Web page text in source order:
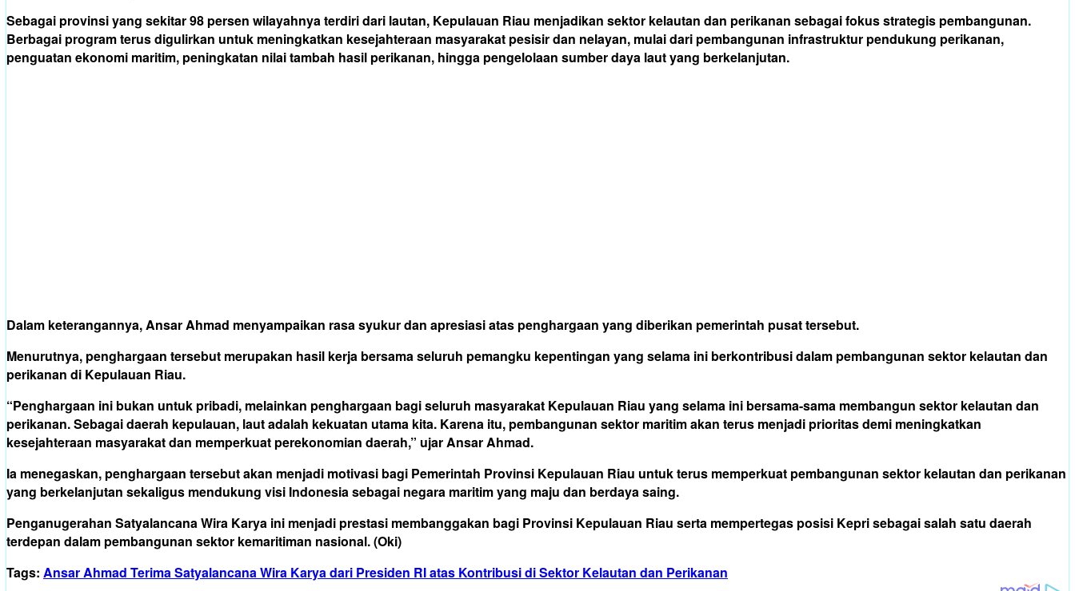
Sebagai provinsi yang sekitar 98 persen wilayahnya terdiri dari lautan, Kepulauan Riau menjadikan sektor kelautan dan perikanan sebagai fokus strategis pembangunan.
Berbagai program terus digulirkan untuk meningkatkan kesejahteraan masyarakat pesisir dan nelayan, mulai dari pembangunan infrastruktur pendukung perikanan,
penguatan ekonomi maritim, peningkatan nilai tambah hasil perikanan, hingga pengelolaan sumber daya laut yang berkelanjutan.
Dalam keterangannya, Ansar Ahmad menyampaikan rasa syukur dan apresiasi atas penghargaan yang diberikan pemerintah pusat tersebut.
Menurutnya, penghargaan tersebut merupakan hasil kerja bersama seluruh pemangku kepentingan yang selama ini berkontribusi dalam pembangunan sektor kelautan dan
perikanan di Kepulauan Riau.
“Penghargaan ini bukan untuk pribadi, melainkan penghargaan bagi seluruh masyarakat Kepulauan Riau yang selama ini bersama-sama membangun sektor kelautan dan
perikanan. Sebagai daerah kepulauan, laut adalah kekuatan utama kita. Karena itu, pembangunan sektor maritim akan terus menjadi prioritas demi meningkatkan
kesejahteraan masyarakat dan memperkuat perekonomian daerah,” ujar Ansar Ahmad.
Ia menegaskan, penghargaan tersebut akan menjadi motivasi bagi Pemerintah Provinsi Kepulauan Riau untuk terus memperkuat pembangunan sektor kelautan dan perikanan
yang berkelanjutan sekaligus mendukung visi Indonesia sebagai negara maritim yang maju dan berdaya saing.
Penganugerahan Satyalancana Wira Karya ini menjadi prestasi membanggakan bagi Provinsi Kepulauan Riau serta mempertegas posisi Kepri sebagai salah satu daerah
terdepan dalam pembangunan sektor kemaritiman nasional. (Oki)
Tags: Ansar Ahmad Terima Satyalancana Wira Karya dari Presiden RI atas Kontribusi di Sektor Kelautan dan Perikanan